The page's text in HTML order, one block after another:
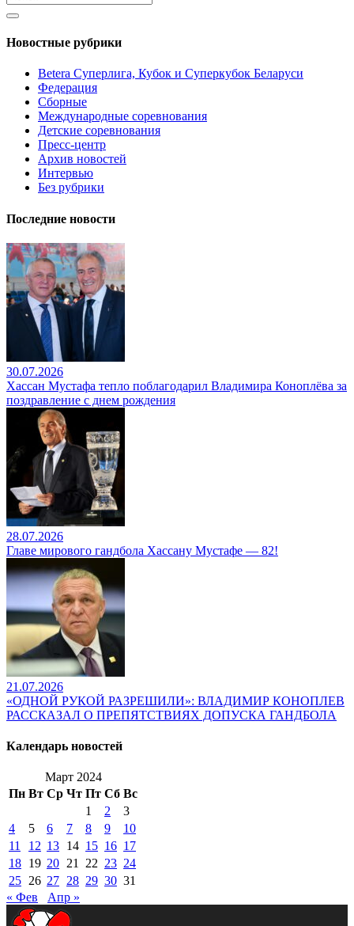
Новостные рубрики
Betera Суперлига, Кубок и Суперкубок Беларуси
Федерация
Сборные
Международные соревнования
Детские соревнования
Пресс-центр
Архив новостей
Интервью
Без рубрики
Последние новости
30.07.2026
Хассан Мустафа тепло поблагодарил Владимира Коноплёва за
поздравление с днем рождения
28.07.2026
Главе мирового гандбола Хассану Мустафе — 82!
21.07.2026
«ОДНОЙ РУКОЙ РАЗРЕШИЛИ»: ВЛАДИМИР КОНОПЛЕВ
РАССКАЗАЛ О ПРЕПЯТСТВИЯХ ДОПУСКА ГАНДБОЛА
Календарь новостей
Март 2024
Пн Вт Ср Чт Пт Сб Вс
1
2
3
4
5 6 7 8 9
10
11
12 13 14 15 16 17
18 19 20 21 22 23 24
25 26 27 28 29 30 31
« Фев
Апр »